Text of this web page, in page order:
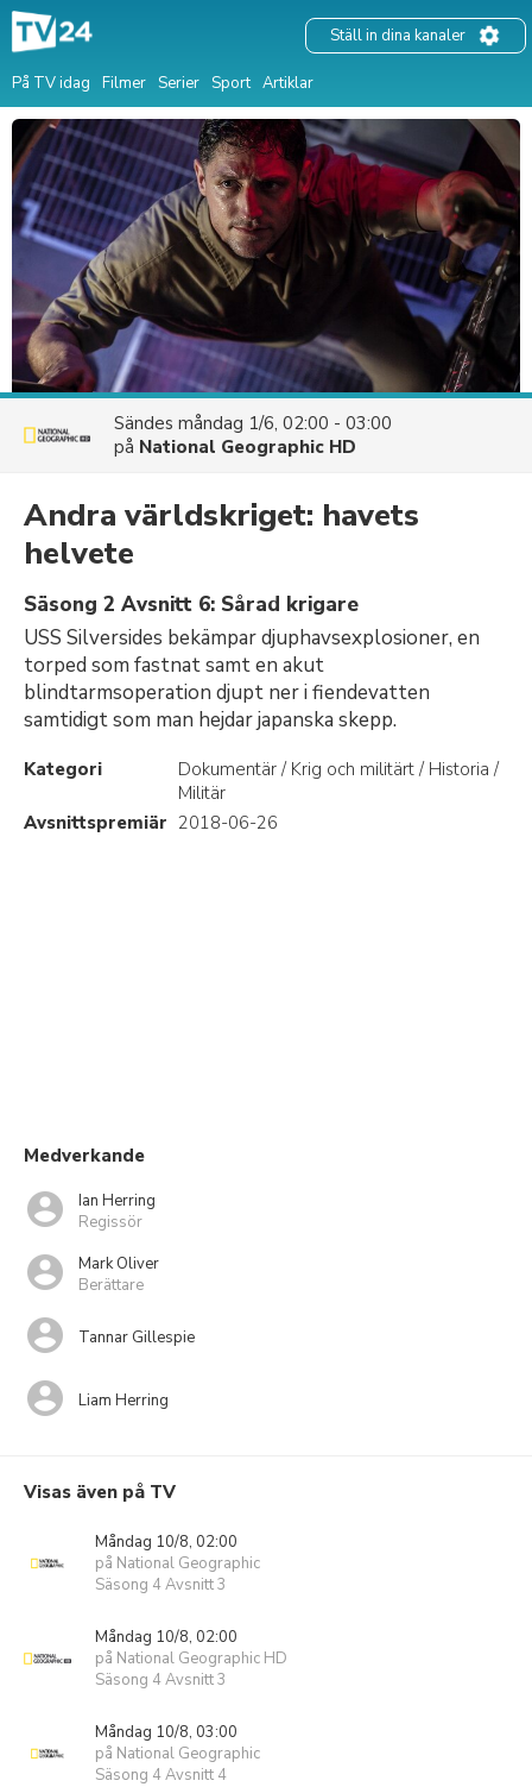
På TV idag Filmer Serier Sport Artiklar
Ställ in dina kanaler
Sändes måndag 1/6, 02:00 - 03:00
på National Geographic HD
Andra världskriget: havets
helvete
Säsong 2 Avsnitt 6: Sårad krigare
USS Silversides bekämpar djuphavsexplosioner, en
torped som fastnat samt en akut
blindtarmsoperation djupt ner i fiendevatten
samtidigt som man hejdar japanska skepp.
Kategori
Dokumentär / Krig och militärt / Historia /
Militär
Avsnittspremiär 2018-06-26
Medverkande
Ian Herring
Regissör
Mark Oliver
Berättare
Tannar Gillespie
Liam Herring
Visas även på TV
Måndag 10/8, 02:00
på National Geographic
Säsong 4 Avsnitt 3
Måndag 10/8, 02:00
på National Geographic HD
Säsong 4 Avsnitt 3
Måndag 10/8, 03:00
på National Geographic
Säsong 4 Avsnitt 4